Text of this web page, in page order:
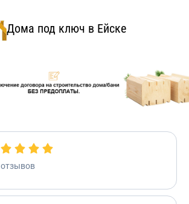
Дома под ключ в Ейске
отзывов